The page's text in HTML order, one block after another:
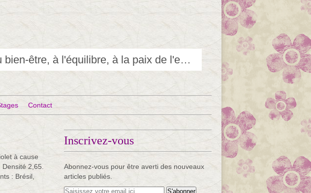
Techniques douces pour accéder et contribuer au bien-être, à l'équilibre, à la paix de l'esprit...
Contact
à cause
2,65.
: Brésil,
Inscrivez-vous
Abonnez-vous pour être averti des nouveaux
articles publiés.